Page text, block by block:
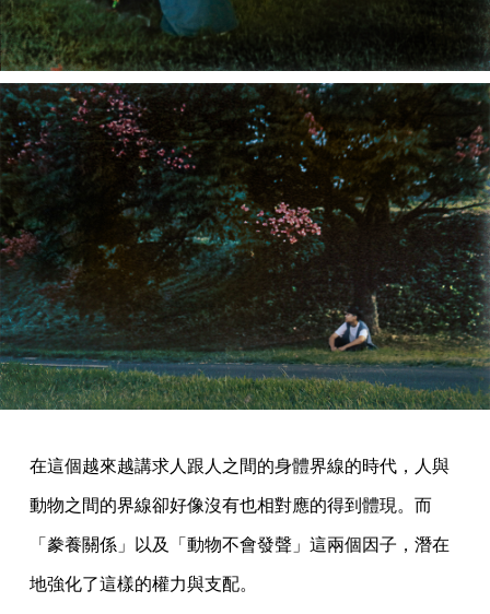
在這個越來越講求人跟人之間的身體界線的時代，人與
動物之間的界線卻好像沒有也相對應的得到體現。而
「豢養關係」以及「動物不會發聲」這兩個因子，潛在
地強化了這樣的權力與支配。